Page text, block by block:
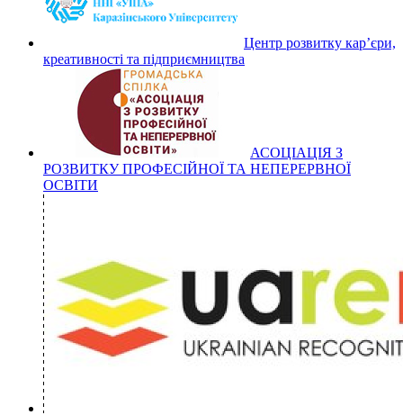
Центр розвитку кар’єри,
креативності та підприємництва
АСОЦІАЦІЯ З
РОЗВИТКУ ПРОФЕСІЙНОЇ ТА НЕПЕРЕРВНОЇ
ОСВІТИ